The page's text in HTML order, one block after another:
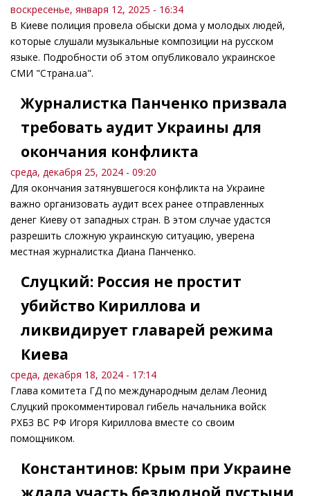
воскресенье, января 12, 2025 - 16:34
В Киеве полиция провела обыски дома у молодых людей,
которые слушали музыкальные композиции на русском
языке. Подробности об этом опубликовало украинское
СМИ "Страна.ua".
Журналистка Панченко призвала
требовать аудит Украины для
окончания конфликта
среда, декабря 25, 2024 - 09:20
Для окончания затянувшегося конфликта на Украине
важно организовать аудит всех ранее отправленных
денег Киеву от западных стран. В этом случае удастся
разрешить сложную украинскую ситуацию, уверена
местная журналистка Диана Панченко.
Слуцкий: Россия не простит
убийство Кириллова и
ликвидирует главарей режима
Киева
среда, декабря 18, 2024 - 17:14
Глава комитета ГД по международным делам Леонид
Слуцкий прокомментировал гибель начальника войск
РХБЗ ВС РФ Игоря Кириллова вместе со своим
помощником.
Константинов: Крым при Украине